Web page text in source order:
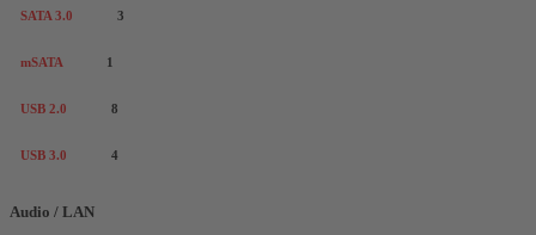
SATA 3.0 3
mSATA 1
USB 2.0 8
USB 3.0 4
Audio / LAN